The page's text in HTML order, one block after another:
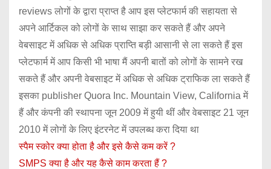
reviews लोगों के द्वारा प्राप्त है आप इस प्लेटफार्म की सहायता से
अपने आर्टिकल को लोगों के साथ साझा कर सकते हैं और अपने
वेबसाइट में अधिक से अधिक प्राप्ति बड़ी आसानी से ला सकते हैं इस
प्लेटफार्म में आप किसी भी भाषा मैं अपनी बातों को लोगों के सामने रख
सकते हैं और अपनी वेबसाइट में अधिक से अधिक ट्राफिक ला सकते हैं
इसका publisher Quora Inc. Mountain View, California में
हैं और कंपनी की स्थापना जून 2009 में हुयी थीं और वेबसाइट 21 जून
2010 में लोगों के लिए इंटरनेट में उपलब्ध करा दिया था
स्पैम स्कोर क्या होता है और इसे कैसे कम करें ?
SMPS क्या है और यह कैसे काम करता हैं ?